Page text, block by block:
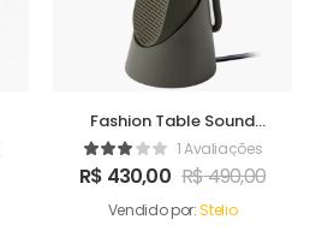
Fashion Table Sound
Maker1 Avaliações
R$ 430,00 R$490,00
Vendido por:Stelio